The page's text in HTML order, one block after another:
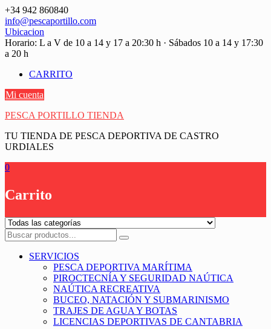
Saltar
contenido
+34 942 860840
info@pescaportillo.com
Ubicacion
Horario: L a V de 10 a 14 y 17 a 20:30 h · Sábados 10 a 14 y 17:30
a 20 h
CARRITO
Mi cuenta
PESCA PORTILLO TIENDA
TU TIENDA DE PESCA DEPORTIVA DE CASTRO
URDIALES
0
Carrito
SERVICIOS
PESCA DEPORTIVA MARÍTIMA
PIROCTECNÍA Y SEGURIDAD NAÚTICA
NAÚTICA RECREATIVA
BUCEO, NATACIÓN Y SUBMARINISMO
TRAJES DE AGUA Y BOTAS
LICENCIAS DEPORTIVAS DE CANTABRIA